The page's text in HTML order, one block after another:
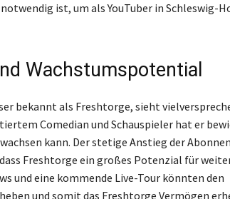
ist, um als YouTuber in Schleswig-
Wachstumspotential
bekannt als Freshtorge, sieht
Comedian und Schauspieler hat er
kann. Der stetige Anstieg der
Freshtorge ein großes Potenzial für
und eine kommende Live-Tour könnten den
und somit das Freshtorge Vermögen